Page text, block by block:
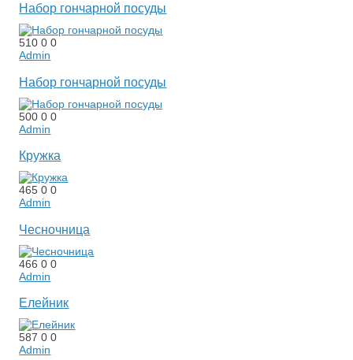
Набор гончарной посуды
51000
Admin
Набор гончарной посуды
50000
Admin
Кружка
46500
Admin
Чесночница
46600
Admin
Елейник
58700
Admin